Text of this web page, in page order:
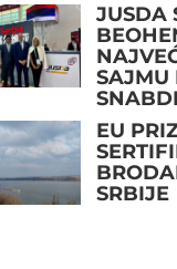
JUSDA
SAJMU
EU
SRBIJE